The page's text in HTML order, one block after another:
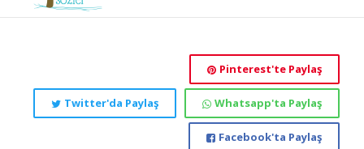
Pinterest'te Paylaş
Whatsapp'ta Paylaş
Twitter'da Paylaş
Facebook'ta Paylaş